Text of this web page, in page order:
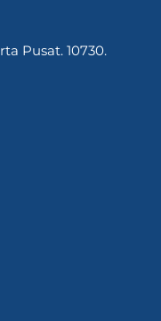
Pusat. 10730.